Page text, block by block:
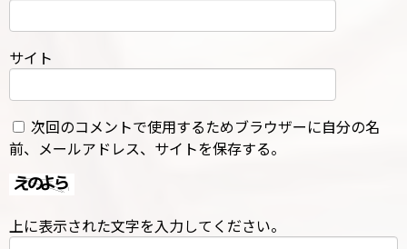
サイト
次回のコメントで使用するためブラウザーに自分の名
前、メールアドレス、サイトを保存する。
上に表示された文字を入力してください。